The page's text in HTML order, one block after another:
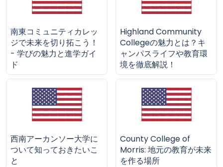
南東コミュニティカレッ
ジで未来を切り拓こう！
- 学びの魅力と進学ガイ
ド
Highland Community
Collegeの魅力とは？キ
ャンパスライフや教育環
境を徹底解説！
西南アーカンソー大学に
ついて知っておきたいこ
と
County College of
Morris: 地元の教育が未来
を作る場所